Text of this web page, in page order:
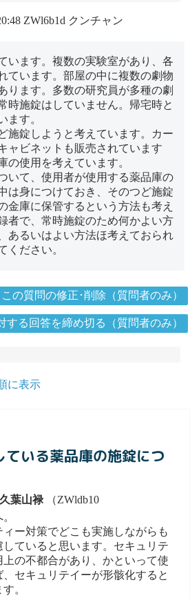
ZWl6b1d クンチャン
います。複数の実験室があり、各
ています。部屋の中に複数の劇物
ります。多数の研究員が多種の劇
時施錠はしていません。帰宅時と
ます。
施錠しようと考えています。カー
ャビネットも販売されています
の使用を考えています。
いて、使用者が使用する薬品庫の
は身につけておき、そのつど施錠
金庫に保管するという方法も考え
者で、常時施錠のため何かよい方
あるいはよい方法ほ考えておられ
ください。
この質問の修正･削除（質問者のみ）
する回答を締め切る（質問者のみ）
に表示
いる薬品庫の施錠につ
葉山禄（ZWldb10
ー対策でどこも実施しながらも
ていると思います。セキュリテ
上の不都合があり、かといって使
セキュリテイーが形骸化すると
。